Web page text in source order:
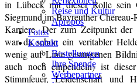
Reise und Kultur
Apropos
Fotos
Kontakt
Bestellungen
Ihre Spende
Werbepartner
in Lübeck mit dieser Rolle sein
Siegmund im Bayreuther
Karriere. Der zum Zeitpunkt der
war da schon ein veritabler
wenig auf Linie gesungenen
auch noch einpendeln) ist
Stimmfeuer, Leidenschaft und